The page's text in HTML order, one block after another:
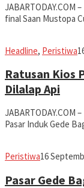
JABARTODAY.COM
final Saan Mustopa
Headline, Peristiwa
Ratusan Kios
Dilalap Api
JABARTODAY.COM
Pasar Induk Gede
Peristiwafahruszf
16
Pasar Gede